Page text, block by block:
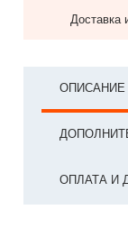
Доставка
ОПИСАНИЕ
ОПЛАТА И